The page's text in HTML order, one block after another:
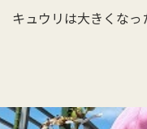
ュウリは大きくなっ